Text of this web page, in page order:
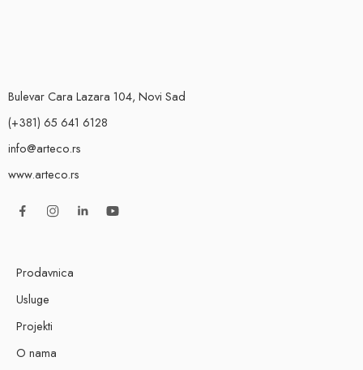
Bulevar Cara Lazara 104, Novi Sad
(+381) 65 641 6128
info@arteco.rs
www.arteco.rs
Prodavnica
Usluge
Projekti
O nama